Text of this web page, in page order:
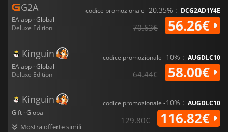
G2A
EA app · Global
Deluxe Edition
codice promozionale -20.35% : DCG2AD1Y4E
70.63€ 56.26€
Kinguin
EA app · Global
Deluxe Edition
codice promozionale -10% : AUGDLC10
64.44€ 58.00€
Kinguin
Gift · Global
Mostra offerte simili
codice promozionale -10% : AUGDLC10
129.80€ 116.82€